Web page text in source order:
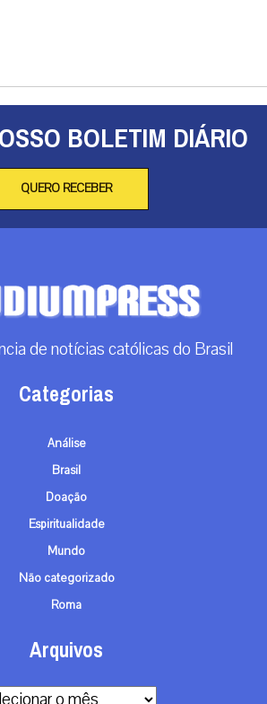
BOLETIM DIÁRIO
QUERO RECEBER
de notícias católicas do Brasil
Categorias
Análise
Brasil
Doação
Espiritualidade
Mundo
Não categorizado
Roma
Arquivos